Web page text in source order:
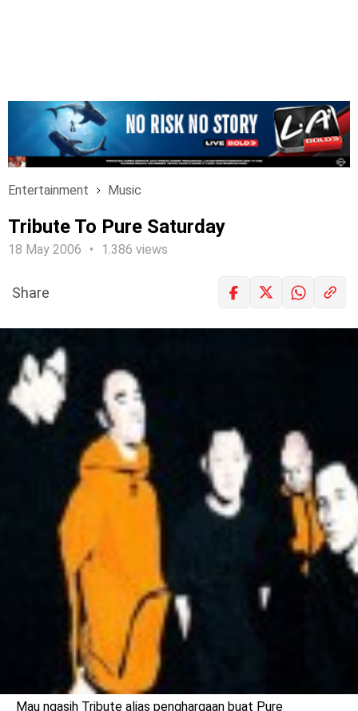
Entertainment Music
Tribute To Pure Saturday
18 May 2006 1.386 views
benefit
menarik
Share
Mau ngasih Tribute alias penghargaan buat Pure